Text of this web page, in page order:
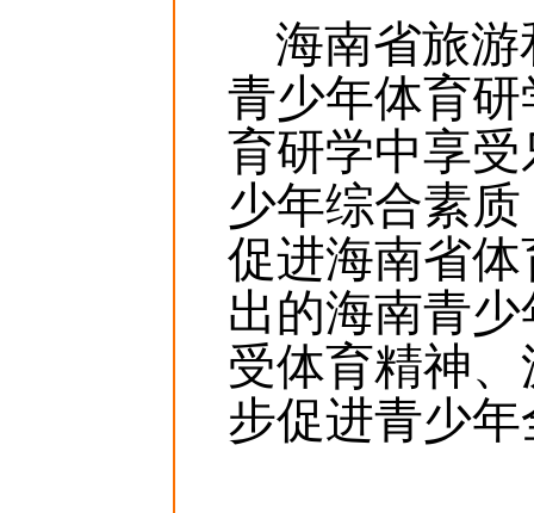
海南省旅游
青少年体育
育研学中享
少年综合素
促进海南省
出的海南青
受体育精神
步促进青少